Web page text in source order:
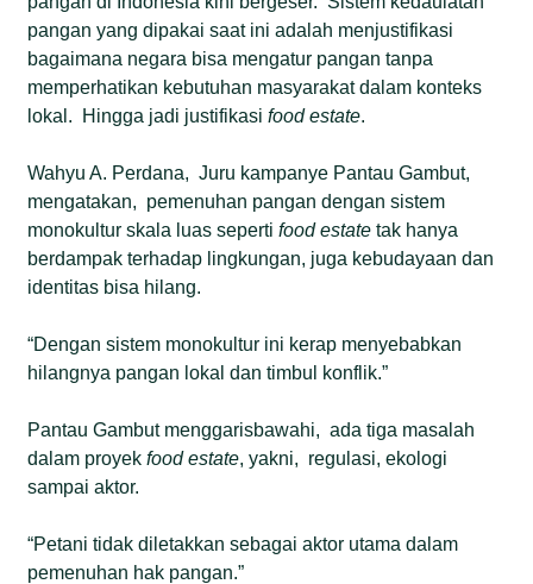
pangan yang dipakai saat ini adalah menjustifikasi
bagaimana negara bisa mengatur pangan tanpa
memperhatikan kebutuhan masyarakat dalam konteks
lokal. Hingga jadi justifikasifood estate.
Wahyu A. Perdana, Juru kampanye Pantau Gambut,
mengatakan, pemenuhan pangan dengan sistem
monokultur skala luas sepertifood estate tak hanya
berdampak terhadap lingkungan, juga kebudayaan dan
identitas bisa hilang.
“Dengan sistem monokultur ini kerap menyebabkan
hilangnya pangan lokal dan timbul konflik.”
Pantau Gambut menggarisbawahi, ada tiga masalah
dalam proyekfood estate, yakni, regulasi, ekologi
sampai aktor.
“Petani tidak diletakkan sebagai aktor utama dalam
pemenuhan hak pangan.”